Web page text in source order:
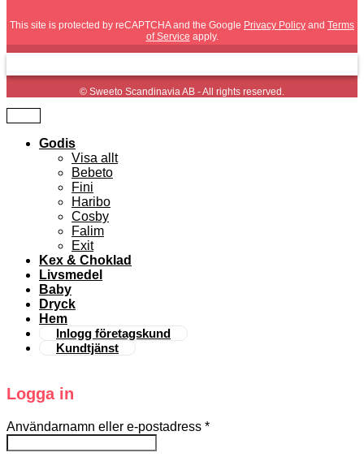
This site is protected by reCAPTCHA and the Google Privacy Policy and Terms
of Service apply.
© Sweeto Scandinavia AB - All rights reserved.
Godis
Visa allt
Bebeto
Fini
Haribo
Cosby
Falim
Exit
Kex & Choklad
Livsmedel
Baby
Dryck
Hem
Inlogg företagskund
Kundtjänst
Logga in
Användarnamn eller e-postadress *